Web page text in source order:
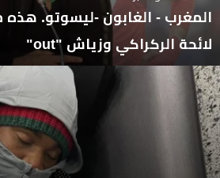
المغرب - الغابون -ليسوتو. هذه
لائحة الركراكي وزياش "out"